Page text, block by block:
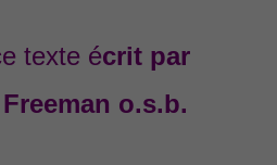
texte écrit par
o.s.b.